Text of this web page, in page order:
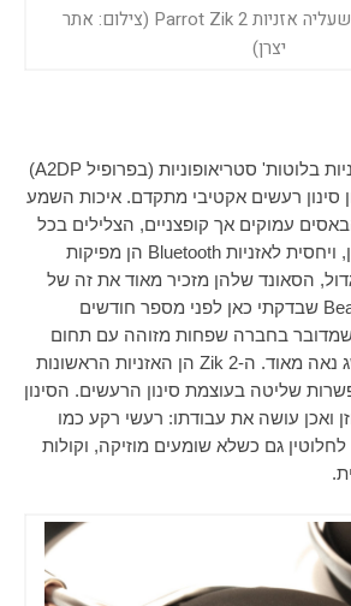
קונצ'יטה וורסט, כשעליה אזניות Parrot Zik 2 (צילום: אתר
יצרן)
בלוטות' סטריאופוניות (בפרופיל A2DP
)
סינון רעשים אקטיבי מתקדם. איכות השמע
עמוקים אך קופצניים, הצלילים בכל
ויחסית לאזניות Bluetooth הן מפיקות
הסאונד שלהן מזכיר מאוד את זה של
שבדקתי כאן לפני מספר חודשים
בחברה שפחות מזוהה עם תחום
נאה מאוד. ה-Zik 2 הן האזניות הראשונות
שליטה בעוצמת סינון הרעשים. הסינון
ואכן עושה את עבודתו: רעשי רקע כמו
לחלוטין גם כשלא שומעים מוזיקה, וקולות